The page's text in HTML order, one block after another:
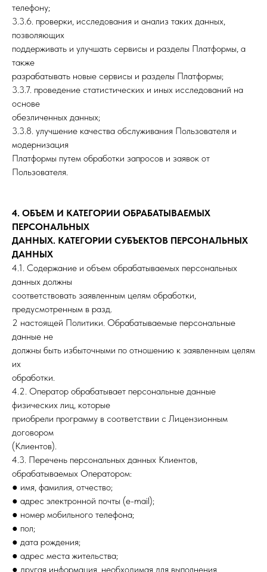
телефону;
3.3.6. проверки, исследования и анализ таких данных,
позволяющих
поддерживать и улучшать сервисы и разделы Платформы, а
также
разрабатывать новые сервисы и разделы Платформы;
3.3.7. проведение статистических и иных исследований на
основе
обезличенных данных;
3.3.8. улучшение качества обслуживания Пользователя и
модернизация
Платформы путем обработки запросов и заявок от
Пользователя.
4. ОБЪЕМ И КАТЕГОРИИ ОБРАБАТЫВАЕМЫХ
ПЕРСОНАЛЬНЫХ
ДАННЫХ. КАТЕГОРИИ СУБЪЕКТОВ ПЕРСОНАЛЬНЫХ
ДАННЫХ
4.1. Содержание и объем обрабатываемых персональных
данных должны
соответствовать заявленным целям обработки,
предусмотренным в разд.
2 настоящей Политики. Обрабатываемые персональные
данные не
должны быть избыточными по отношению к заявленным целям
их
обработки.
4.2. Оператор обрабатывает персональные данные
физических лиц, которые
приобрели программу в соответствии с Лицензионным
договором
(Клиентов).
4.3. Перечень персональных данных Клиентов,
обрабатываемых Оператором:
● имя, фамилия, отчество;
● адрес электронной почты (e-mail);
● номер мобильного телефона;
● пол;
● дата рождения;
● адрес места жительства;
● другая информация, необходимая для выполнения